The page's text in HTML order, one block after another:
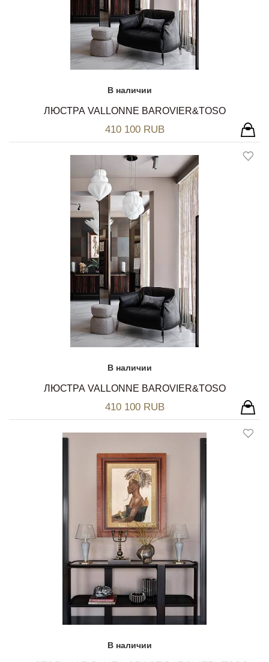
В наличии
ЛЮСТРА VALLONNE BAROVIER&TOSO
410 100 RUB
В наличии
ЛЮСТРА VALLONNE BAROVIER&TOSO
410 100 RUB
В наличии